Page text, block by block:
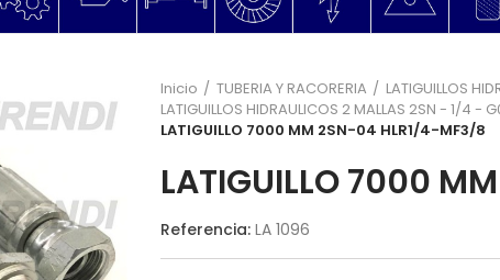
Inicio TUBERIA Y RACORERIA
LATIGUILLOS
LATIGUILLOS HIDRAULICOS 2 MALLAS 2SN - 1/4 -
LATIGUILLO 7000 MM 2SN-04 HLR1/4-MF3/8
LATIGUILLO 7000
Referencia: LA 1096